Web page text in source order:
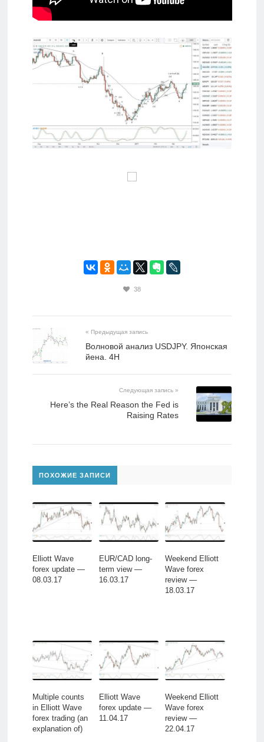
38
« Предыдущая запись
Волновой анализ USDJPY. Японская
йена. 4H
Следующая запись »
Here’s the Real Reason the Fed is
Raising Rates
ПОХОЖИЕ ЗАПИСИ
Elliott Wave
forex update —
08.03.17
EUR/CAD long-
term view —
16.03.17
Weekend Elliott
Wave forex
review —
18.03.17
Multiple counts
in Elliott Wave
forex trading (an
explanation of)
Elliott Wave
forex update —
11.04.17
Weekend Elliott
Wave forex
review —
22.04.17